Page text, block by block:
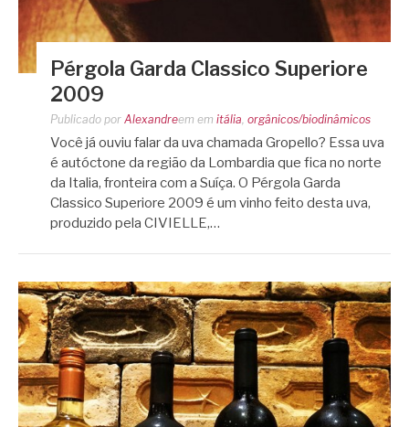
Pérgola Garda Classico Superiore
2009
Publicado por Alexandreem em itália orgânicos/biodinâmicos
Você já ouviu falar da uva chamada Gropello? Essa uva
é autóctone da região da Lombardia que fica no norte
da Italia, fronteira com a Suíça. O Pérgola Garda
Classico Superiore 2009 é um vinho feito desta uva,
produzido pela CIVIELLE,…